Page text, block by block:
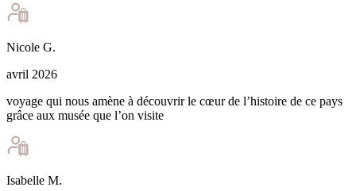
Nicole G.
avril 2026
voyage qui nous amène à découvrir le cœur de l’histoire de ce pays
grâce aux musée que l’on visite
Isabelle M.